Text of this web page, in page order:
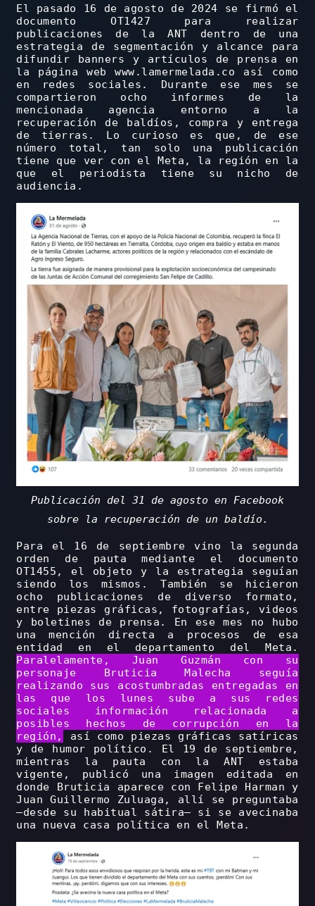
El pasado 16 de agosto de 2024 se firmó el
documento OT1427 para realizar
publicaciones de la ANT dentro de una
estrategia de segmentación y alcance para
difundir banners y artículos de prensa en
la página web www.lamermelada.co así como
en redes sociales. Durante ese mes se
compartieron ocho informes de la
mencionada agencia entorno a la
recuperación de baldíos, compra y entrega
de tierras. Lo curioso es que, de ese
número total, tan solo una publicación
tiene que ver con el Meta, la región en la
que el periodista tiene su nicho de
audiencia.
Publicación del 31 de agosto en Facebook
sobre la recuperación de un baldío.
Para el 16 de septiembre vino la segunda
orden de pauta mediante el documento
OT1455, el objeto y la estrategia seguían
siendo los mismos. También se hicieron
ocho publicaciones de diverso formato,
entre piezas gráficas, fotografías, videos
y boletines de prensa. En ese mes no hubo
una mención directa a procesos de esa
entidad en el departamento del Meta.
Paralelamente, Juan Guzmán con su
personaje Bruticia Malecha seguía
realizando sus acostumbradas entregadas en
las que los lunes sube a sus redes
sociales información relacionada a
posibles hechos de corrupción en la
región,
así como piezas gráficas satíricas
y de humor político. El 19 de septiembre,
mientras la pauta con la ANT estaba
vigente, publicó una imagen editada en
donde Bruticia aparece con Felipe Harman y
Juan Guillermo Zuluaga, allí se preguntaba
–desde su habitual sátira– si se avecinaba
una nueva casa política en el Meta.